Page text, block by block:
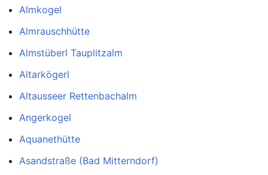
Almkogel
Almrauschhütte
Almstüberl Tauplitzalm
Altarkögerl
Altausseer Rettenbachalm
Angerkogel
Aquanethütte
Asandstraße (Bad Mitterndorf)